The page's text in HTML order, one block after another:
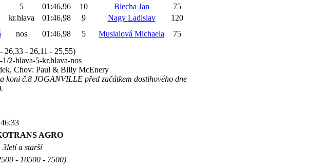
5 01:46,96 10 Blecha Jan
75
kr.hlava 01:46,98 9 Nagy Ladislav
120
nos 01:46,98 5 Musialová Michaela
75
26,33 - 26,11 - 25,55)
2-hlava-5-kr.hlava-nos
Chov: Paul & Billy McEnery
koni č.8 JOGANVILLE před začátkem dostihového dne
AGRO
3letí a starší
- 10500 - 7500)